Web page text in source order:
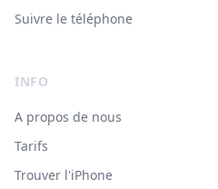
Suivre le téléphone
INFO
A propos de nous
Tarifs
Trouver l'iPhone